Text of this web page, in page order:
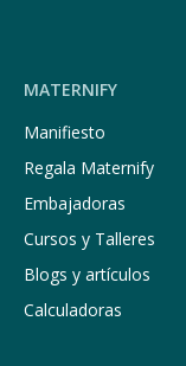
MATERNIFY
Manifiesto
Regala Maternify
Embajadoras
Cursos y Talleres
Blogs y artículos
Calculadoras